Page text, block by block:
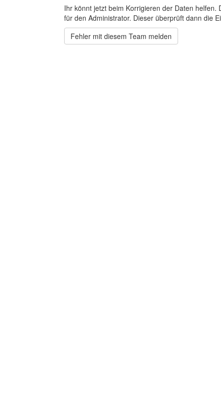
Ihr könnt jetzt beim Korrigieren der Daten
für den Administrator. Dieser überprüft dann die
Fehler mit diesem Team melden